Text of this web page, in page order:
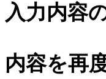
入力内容
内容を再